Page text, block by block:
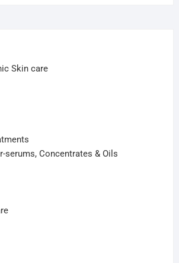
Skin care
serums, Concentrates & Oils